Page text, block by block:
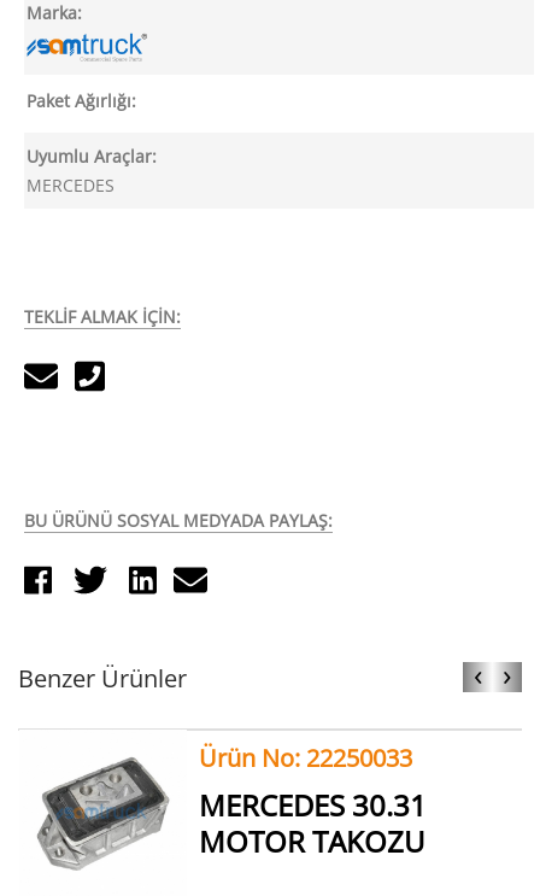
Marka:
Paket Ağırlığı:
Uyumlu Araçlar:
MERCEDES
TEKLİF ALMAK İÇİN:
BU ÜRÜNÜ SOSYAL MEDYADA PAYLAŞ:
Benzer Ürünler ‹ ›
Ürün No: 22250033
MERCEDES 30.31
MOTOR TAKOZU